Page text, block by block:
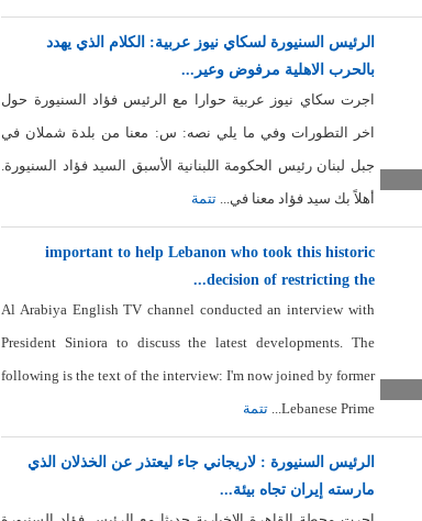
الرئيس السنيورة لسكاي نيوز عربية: الكلام الذي يهدد
بالحرب الاهلية مرفوض وعير...
اجرت سكاي نيوز عربية حوارا مع الرئيس فؤاد السنيورة حول
اخر التطورات وفي ما يلي نصه: س: معنا من بلدة شملان في
جبل لبنان رئيس الحكومة اللبنانية الأسبق السيد فؤاد السنيورة.
أهلاً بك سيد فؤاد معنا في...تتمة
important to help Lebanon who took this historic
decision of restricting the...
Al Arabiya English TV channel conducted an interview with
President Siniora to discuss the latest developments. The
following is the text of the interview: I'm now joined by former
Lebanese Prime...
تتمة
الرئيس السنيورة : لاريجاني جاء ليعتذر عن الخذلان الذي
مارسته إيران تجاه بيئة...